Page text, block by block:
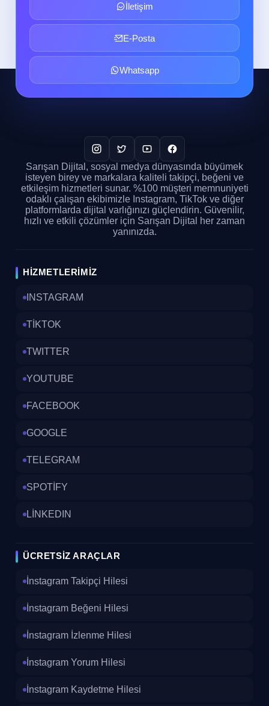
İletişim
E-Posta
Whatsapp
Sarışan Dijital, sosyal medya dünyasında büyümek
isteyen birey ve markalara kaliteli takipçi, beğeni ve
etkileşim hizmetleri sunar. %100 müşteri memnuniyeti
odaklı çalışan ekibimizle Instagram, TikTok ve diğer
platformlarda dijital varlığınızı güçlendirin. Güvenilir,
hızlı ve etkili çözümler için Sarışan Dijital her zaman
yanınızda.
HIZMETLERIMIZ
INSTAGRAM
TİKTOK
TWITTER
YOUTUBE
FACEBOOK
GOOGLE
TELEGRAM
SPOTİFY
LİNKEDIN
ÜCRETSIZ ARAÇLAR
İnstagram Takipçi Hilesi
İnstagram Beğeni Hilesi
İnstagram İzlenme Hilesi
İnstagram Yorum Hilesi
İnstagram Kaydetme Hilesi